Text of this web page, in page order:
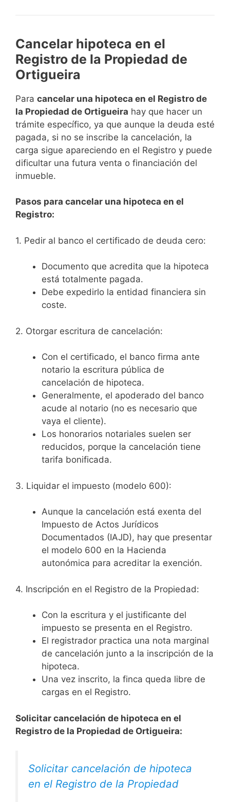
Cancelar hipoteca en el
Registro de la Propiedad de
Ortigueira
Para cancelar una hipoteca en el Registro de
la Propiedad de Ortigueira hay que hacer un
trámite específico, ya que aunque la deuda esté
pagada, si no se inscribe la cancelación, la
carga sigue apareciendo en el Registro y puede
dificultar una futura venta o financiación del
inmueble.
Pasos para cancelar una hipoteca en el
Registro:
1. Pedir al banco el certificado de deuda cero:
Documento que acredita que la hipoteca
está totalmente pagada.
Debe expedirlo la entidad financiera sin
coste.
2. Otorgar escritura de cancelación:
Con el certificado, el banco firma ante
notario la escritura pública de
cancelación de hipoteca.
Generalmente, el apoderado del banco
acude al notario (no es necesario que
vaya el cliente).
Los honorarios notariales suelen ser
reducidos, porque la cancelación tiene
tarifa bonificada.
3. Liquidar el impuesto (modelo 600):
Aunque la cancelación está exenta del
Impuesto de Actos Jurídicos
Documentados (IAJD), hay que presentar
el modelo 600 en la Hacienda
autonómica para acreditar la exención.
4. Inscripción en el Registro de la Propiedad:
Con la escritura y el justificante del
impuesto se presenta en el Registro.
El registrador practica una nota marginal
de cancelación junto a la inscripción de la
hipoteca.
Una vez inscrito, la finca queda libre de
cargas en el Registro.
Solicitar cancelación de hipoteca en el
Registro de la Propiedad de Ortigueira:
Solicitar cancelación de hipoteca
en el Registro de la Propiedad